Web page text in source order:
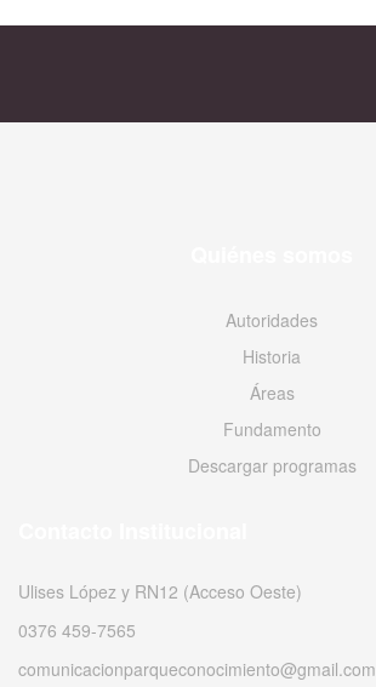
Autoridades
Historia
Áreas
Fundamento
Descargar programas
Ulises López y RN12 (Acceso Oeste)
0376 459-7565
comunicacionparqueconocimiento@gmail.com